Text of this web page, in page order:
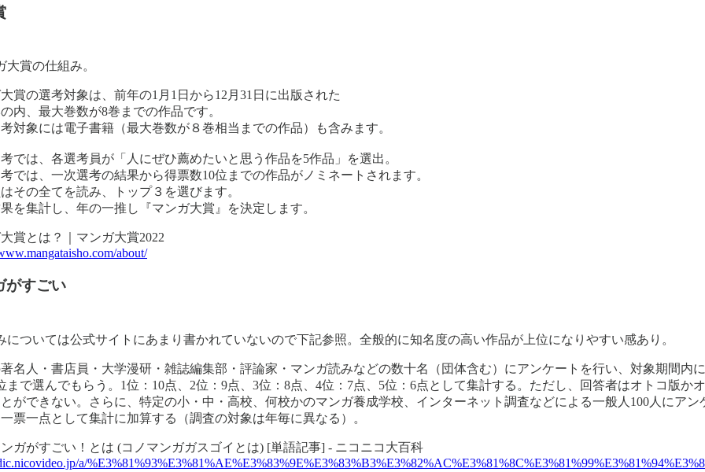
大賞の仕組み。
賞の選考対象は、前年の1月1日から12月31日に出版された
内、最大巻数が8巻までの作品です。
対象には電子書籍（最大巻数が８巻相当までの作品）も含みます。
では、各選考員が「人にぜひ薦めたいと思う作品を5作品」を選出。
では、一次選考の結果から得票数10位までの作品がノミネートされます。
その全てを読み、トップ３を選びます。
を集計し、年の一推し『マンガ大賞』を決定します。
賞とは？｜マンガ大賞2022
about/
がすごい
については公式サイトにあまり書かれていないので下記参照。全般的に知名度の高い作品が上位になりやすい感あり。
名人・書店員・大学漫研・雑誌編集部・評論家・マンガ読みなどの数十名（団体含む）にアンケートを行い、対象期間内
まで選んでもらう。1位：10点、2位：9点、3位：8点、4位：7点、5位：6点として集計する。ただし、回答者はオトコ版か
ができない。さらに、特定の小・中・高校、何校かのマンガ養成学校、インターネット調査などによる一般人100人にア
票一点として集計に加算する（調査の対象は年毎に異なる）。
ガがすごい！とは (コノマンガガスゴイとは) [単語記事] - ニコニコ大百科
a/